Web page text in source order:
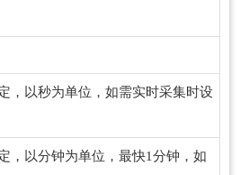
，以秒为单位，如需实时采集时设
，以分钟为单位，最快1分钟，如